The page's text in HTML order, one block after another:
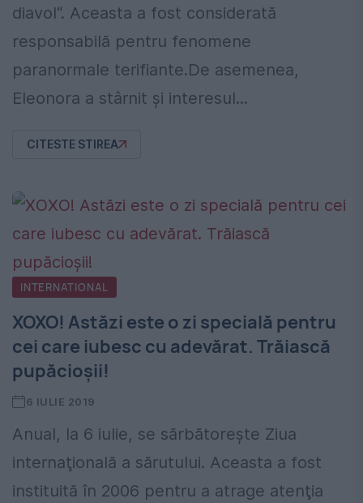
diavol“. Aceasta a fost considerată
responsabilă pentru fenomene
paranormale terifiante.De asemenea,
Eleonora a stârnit şi interesul...
CITESTE STIREA
INTERNATIONAL
XOXO! Astăzi este o zi specială pentru
cei care iubesc cu adevărat. Trăiască
pupăcioșii!
6 IULIE 2019
Anual, la 6 iulie, se sărbătoreşte Ziua
internaţională a sărutului. Aceasta a fost
instituită în 2006 pentru a atrage atenţia